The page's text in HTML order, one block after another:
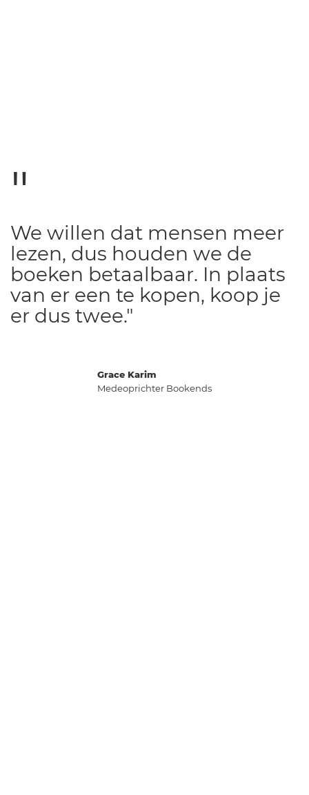
Grace Karim
Medeoprichter Bookends
We willen dat mensen meer
lezen, dus houden we de
boeken betaalbaar. In plaats
van er een te kopen, koop je
er dus twee."